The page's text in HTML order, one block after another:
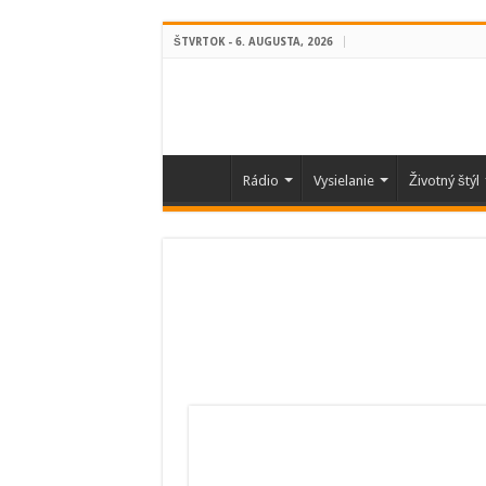
ŠTVRTOK - 6. AUGUSTA, 2026
Rádio Vysielanie Životný štýl